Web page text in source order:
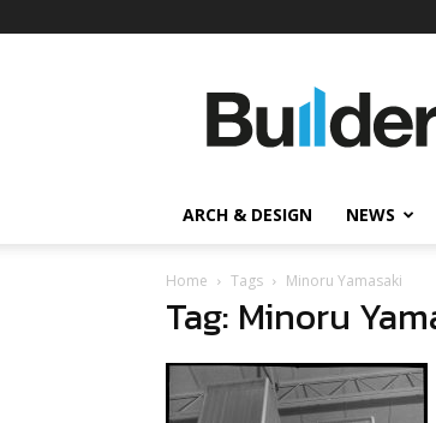
ข่าว
ก่อสร้าง
ARCH & DESIGN NEWS
Home Tags Minoru Yamasaki
Tag: Minoru